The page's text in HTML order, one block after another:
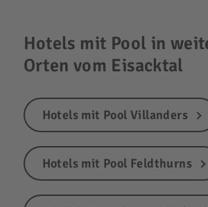
Hotels mit Pool in
Orten vom Eisacktal
Hotels mit Pool Villanders
Hotels mit Pool Feldthurns